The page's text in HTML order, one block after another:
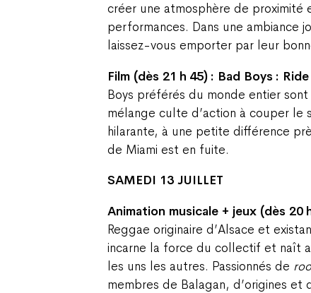
créer une atmosphère de proximité
performances. Dans une ambiance
laissez-vous emporter par leur
Film (dès 21 h 45) : Bad Boys :
Boys préférés du monde entier
mélange culte d’action à couper le
hilarante, à une petite différence
de Miami est en fuite.
SAMEDI 13 JUILLET
Animation musicale + jeux (dès 20
Reggae originaire d’Alsace et
incarne la force du collectif et naît
les uns les autres. Passionnés de
membres de Balagan, d’origines et